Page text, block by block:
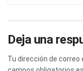
Deja una
Tu dirección de correo